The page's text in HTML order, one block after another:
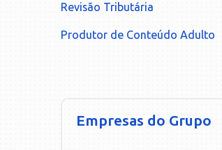
Revisão Tributária
Produtor de Conteúdo Adulto
Empresas do Grupo